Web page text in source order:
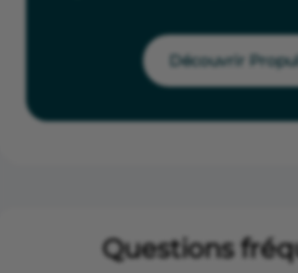
Découvrir
Questions